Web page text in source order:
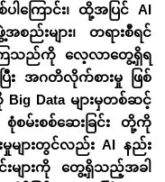
ကြောင်း၊ ထို့အပြင် AI
စည်းများ၊ တရားစီရင်
ကြသည်ကို လေ့လာတွေ့ရှိရ
ြီး အဂတိလိုက်စားမှု ဖြစ်
Big Data များမှတစ်ဆင့်
စုံစမ်းစစ်ဆေးခြင်း တို့ကို
မှုများတွင်လည်း AI နည်း
များကို တွေ့ရှိသည့်အခါ